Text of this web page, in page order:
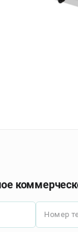
Номер